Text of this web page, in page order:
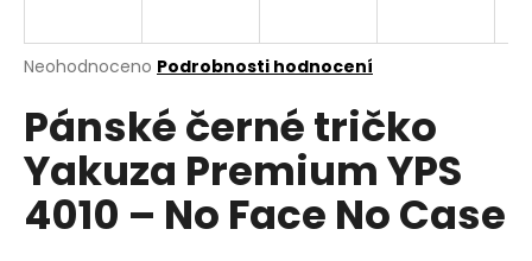
Průměrné
produktu
je
0,0
z
hvězdiček.
Neohodnoceno Podrobnosti hodnocení
Pánské černé tričko
Yakuza Premium YPS
4010 – No Face No Case
j
t
?